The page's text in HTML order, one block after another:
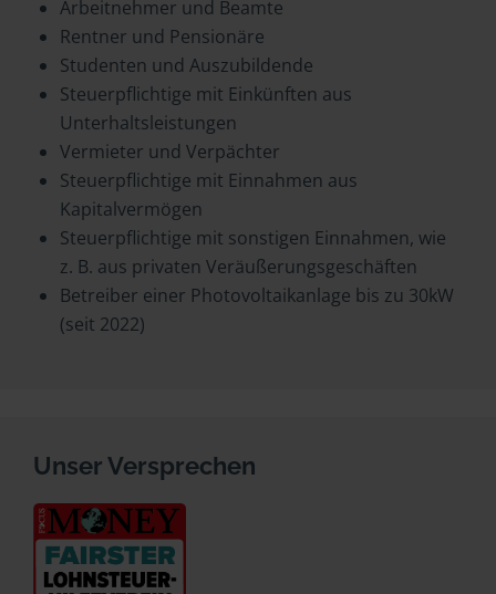
Arbeitnehmer und Beamte
Rentner und Pensionäre
Studenten und Auszubildende
Steuerpflichtige mit Einkünften aus
Unterhaltsleistungen
Vermieter und Verpächter
Steuerpflichtige mit Einnahmen aus
Kapitalvermögen
Steuerpflichtige mit sonstigen Einnahmen, wie
z. B. aus privaten Veräußerungsgeschäften
Betreiber einer Photovoltaikanlage bis zu 30kW
(seit 2022)
Unser Versprechen